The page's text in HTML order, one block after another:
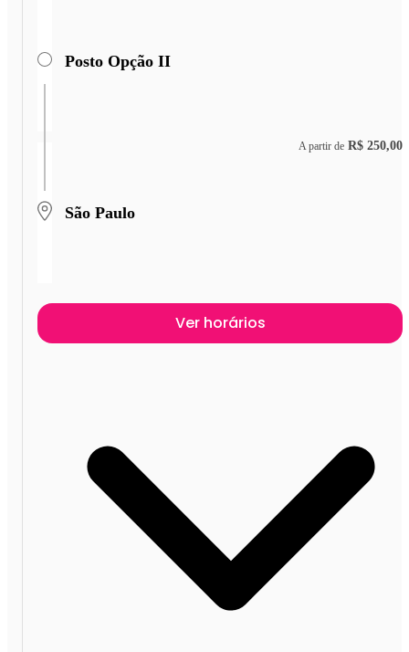
Posto Opção II
São Paulo
A partir de R$ 250,00
Ver horários